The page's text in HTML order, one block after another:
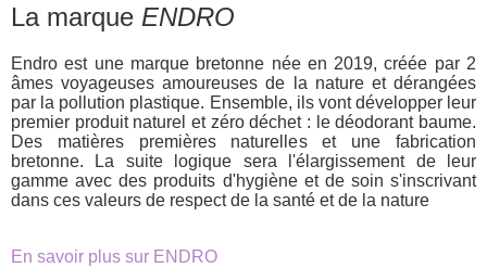
La marque ENDRO
Endro est une marque bretonne née en 2019, créée par 2
âmes voyageuses amoureuses de la nature et dérangées
par la pollution plastique. Ensemble, ils vont développer leur
premier produit naturel et zéro déchet : le déodorant baume.
Des matières premières naturelles et une fabrication
bretonne. La suite logique sera l'élargissement de leur
gamme avec des produits d'hygiène et de soin s'inscrivant
dans ces valeurs de respect de la santé et de la nature
En savoir plus sur ENDRO